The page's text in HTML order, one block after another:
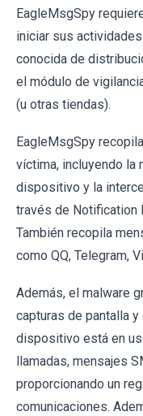
EagleMsgSpy
iniciar sus
conocida de
el módulo de
(u otras tiendas).
EagleMsgSpy
víctima, incluyendo la
dispositivo y la
través de Notification
También recopila
como QQ, Telegram,
Además, el malware
capturas de pantalla
dispositivo está en
llamadas, mensajes
proporcionando un
comunicaciones.